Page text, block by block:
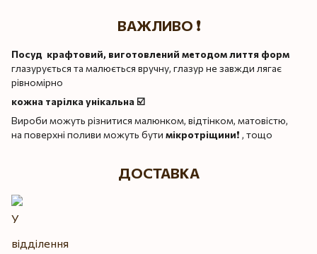
ВАЖЛИВО ❗️
Посуд крафтовий, виготовлений методом лиття форм
глазурується та малюється вручну, глазур не завжди лягає
рівномірно
кожна тарілка унікальна ☑️
Вироби можуть різнитися малюнком, відтінком, матовістю,
на поверхні поливи можуть бути мікротріщини❗️ , тощо
ДОСТАВКА